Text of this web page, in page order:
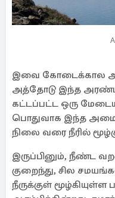
இவை கோடைக்கால
அத்தோடு இந்த
கட்டப்பட்ட ஒரு
பொதுவாக இந்த
நிலை வரை நீரில்
இருப்பினும், நீண்ட
குறைந்து, சில
நீருக்குள் மூழ்கியுள்ள